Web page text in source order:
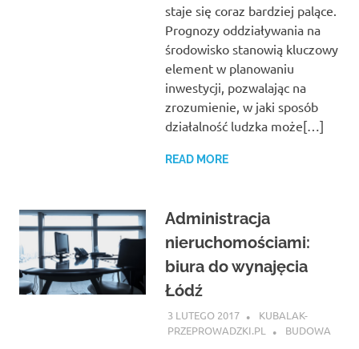
staje się coraz bardziej palące.
Prognozy oddziaływania na
środowisko stanowią kluczowy
element w planowaniu
inwestycji, pozwalając na
zrozumienie, w jaki sposób
działalność ludzka może[…]
READ MORE
Administracja
nieruchomościami:
biura do wynajęcia
Łódź
3 LUTEGO 2017
KUBALAK-
PRZEPROWADZKI.PL
BUDOWA